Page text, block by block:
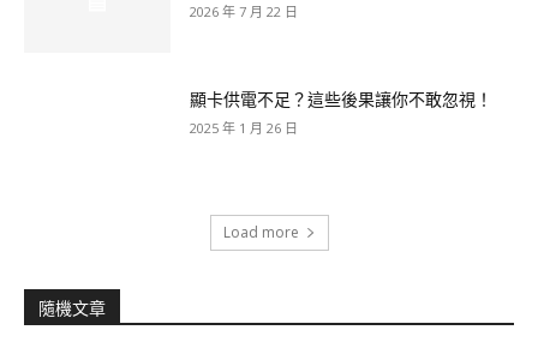
2026 年 7 月 22 日
顯卡供電不足？這些後果讓你不敢忽視！
2025 年 1 月 26 日
Load more
隨機文章